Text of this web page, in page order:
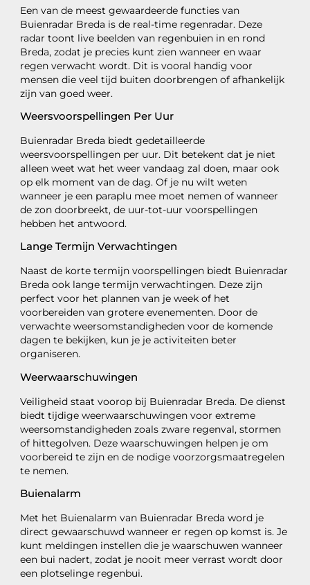
Een van de meest gewaardeerde functies van
Buienradar Breda is de real-time regenradar. Deze
radar toont live beelden van regenbuien in en rond
Breda, zodat je precies kunt zien wanneer en waar
regen verwacht wordt. Dit is vooral handig voor
mensen die veel tijd buiten doorbrengen of afhankelijk
zijn van goed weer.
Weersvoorspellingen Per Uur
Buienradar Breda biedt gedetailleerde
weersvoorspellingen per uur. Dit betekent dat je niet
alleen weet wat het weer vandaag zal doen, maar ook
op elk moment van de dag. Of je nu wilt weten
wanneer je een paraplu mee moet nemen of wanneer
de zon doorbreekt, de uur-tot-uur voorspellingen
hebben het antwoord.
Lange Termijn Verwachtingen
Naast de korte termijn voorspellingen biedt Buienradar
Breda ook lange termijn verwachtingen. Deze zijn
perfect voor het plannen van je week of het
voorbereiden van grotere evenementen. Door de
verwachte weersomstandigheden voor de komende
dagen te bekijken, kun je je activiteiten beter
organiseren.
Weerwaarschuwingen
Veiligheid staat voorop bij Buienradar Breda. De dienst
biedt tijdige weerwaarschuwingen voor extreme
weersomstandigheden zoals zware regenval, stormen
of hittegolven. Deze waarschuwingen helpen je om
voorbereid te zijn en de nodige voorzorgsmaatregelen
te nemen.
Buienalarm
Met het Buienalarm van Buienradar Breda word je
direct gewaarschuwd wanneer er regen op komst is. Je
kunt meldingen instellen die je waarschuwen wanneer
een bui nadert, zodat je nooit meer verrast wordt door
een plotselinge regenbui.